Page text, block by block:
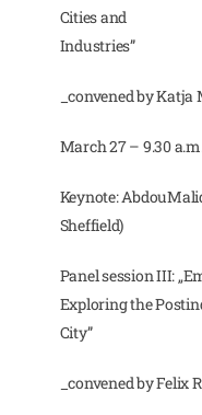
Cities and
Industries”
_convened by
March 27 – 9.30
Keynote:
Sheffield)
Panel session III:
Exploring the
City”
_convened by Felix